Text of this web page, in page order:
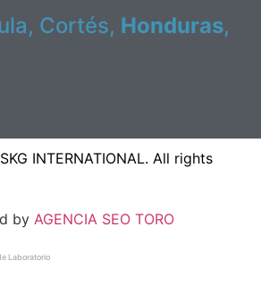
Cortés, Honduras,
INTERNATIONAL. All rights
by AGENCIA SEO TORO
Laboratorio